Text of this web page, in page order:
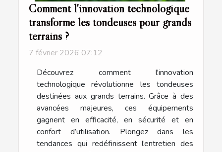
Comment l'innovation technologique
transforme les tondeuses pour grands
terrains ?
7 février 2026 07:12
Découvrez comment l'innovation
technologique révolutionne les tondeuses
destinées aux grands terrains. Grâce à des
avancées majeures, ces équipements
gagnent en efficacité, en sécurité et en
confort d’utilisation. Plongez dans les
tendances qui redéfinissent l’entretien des